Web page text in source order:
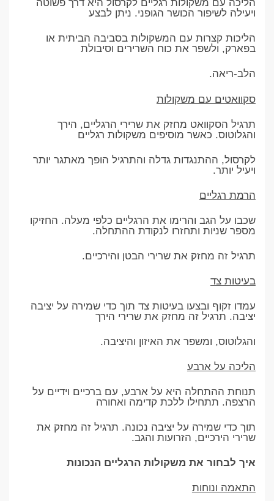
הליכה עם משקולות רגליים לקרסול היא דרך פשוטה
ויעילה לשיפור הכושר הגופני. ניתן לבצע
הליכות קצרות עם המשקולות בסביבה הביתית או
בפארק, ולשפר את כוח השרירים וסיבולת
הלב-ריאה.
סקוואטים עם משקולות
תרגיל הסקוואט מחזק את שרירי הרגליים, הירך
והגלוטוס. כאשר מוסיפים משקולות רגליים
לקרסול, ההתנגדות גדלה והתרגיל הופך מאתגר יותר
ויעיל יותר.
הרמת רגליים
שכבו על הגב והרימו את הרגליים כלפי מעלה. החזיקו
מספר שניות ותחזרו לנקודת ההתחלה.
תרגיל זה מחזק את שרירי הבטן והירכיים.
בעיטות צד
עמדו זקוף ובצעו בעיטות צד תוך כדי שמירה על יציבה
יציבה. תרגיל זה מחזק את שרירי הירך
והגלוטוס, ומשפר את האיזון והיציבה.
הליכה על ארבע
תנוחת ההתחלה היא על ארבע, עם ברכיים וידיים על
הרצפה. תתחילו ללכת קדימה ואחורה
תוך כדי שמירה על יציבה נכונה. תרגיל זה מחזק את
שרירי הירכיים, הזרועות והגב.
איך לבחור את משקולות הרגליים הנכונות
התאמה ונוחות